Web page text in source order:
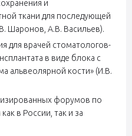
и
ткани для последующей
Шаронов, А.В. Васильев).
для врачей стоматологов-
в виде блока с
альвеолярной кости» (И.В.
форумов по
в России, так и за